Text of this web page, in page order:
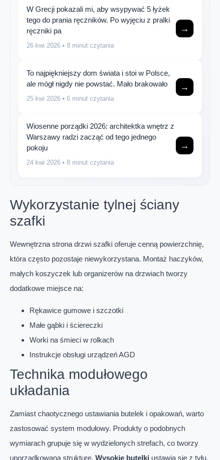
W Grecji pokazali mi, aby wsypywać 5 łyżek
tego do prania ręczników. Po wyjęciu z pralki
ręczniki pa
26 kwi 2026 • 8 minut czytania
→
To najpiękniejszy dom świata i stoi w Polsce,
ale mógł nigdy nie powstać. Mało brakowało
25 kwi 2026 • 6 minut czytania
→
Wiosenne porządki 2026: architektka wnętrz z
Warszawy radzi zacząć od tego jednego
pokoju
24 kwi 2026 • 8 minut czytania
→
Wykorzystanie tylnej ściany
szafki
Wewnętrzna strona drzwi szafki oferuje cenną powierzchnię,
która często pozostaje niewykorzystana. Montaż haczyków,
małych koszyczek lub organizerów na drzwiach tworzy
dodatkowe miejsce na:
Rękawice gumowe i szczotki
Małe gąbki i ściereczki
Worki na śmieci w rolkach
Instrukcje obsługi urządzeń AGD
Technika modułowego
układania
Zamiast chaotycznego ustawiania butelek i opakowań, warto
zastosować system modułowy. Produkty o podobnych
wymiarach grupuje się w wydzielonych strefach, co tworzy
uporządkowaną strukturę. Wysokie butelki ustawia się z tyłu,